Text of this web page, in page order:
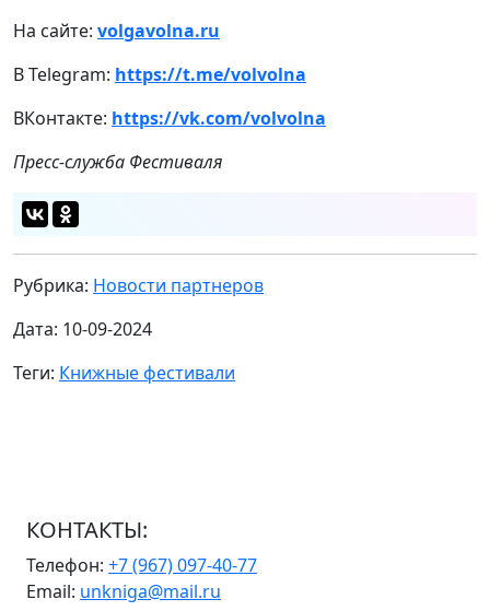
На сайте: volgavolna.ru
В Telegram: https://t.me/volvolna
ВКонтакте: https://vk.com/volvolna
Пресс-служба Фестиваля
Рубрика: Новости партнеров
Дата: 10-09-2024
Теги: Книжные фестивали
КОНТАКТЫ:
Телефон: +7 (967) 097-40-77
Email: unkniga@mail.ru